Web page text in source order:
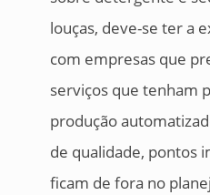
louças, deve-se ter a
com empresas que
serviços que tenham
produção
de qualidade, pontos
ficam de fora no